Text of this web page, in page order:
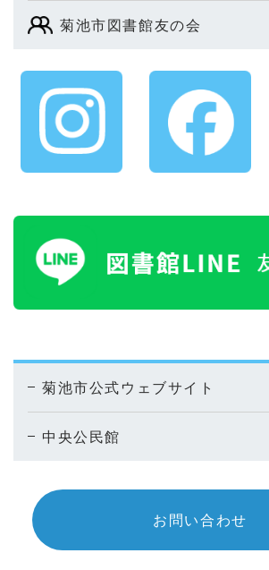
菊池市図書館友の会
菊池市公式ウェブサイト
中央公民館
お問い合わせ